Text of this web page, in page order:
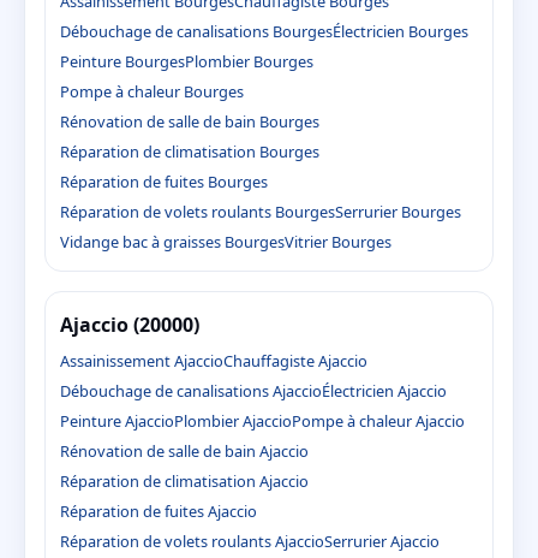
Débouchage de canalisations BourgesÉlectricien Bourges
Peinture BourgesPlombier Bourges
Pompe à chaleur Bourges
Rénovation de salle de bain Bourges
Réparation de climatisation Bourges
Réparation de fuites Bourges
Réparation de volets roulants BourgesSerrurier Bourges
Vidange bac à graisses BourgesVitrier Bourges
Ajaccio (20000)
Assainissement AjaccioChauffagiste Ajaccio
Débouchage de canalisations AjaccioÉlectricien Ajaccio
Peinture AjaccioPlombier AjaccioPompe à chaleur Ajaccio
Rénovation de salle de bain Ajaccio
Réparation de climatisation Ajaccio
Réparation de fuites Ajaccio
Réparation de volets roulants AjaccioSerrurier Ajaccio